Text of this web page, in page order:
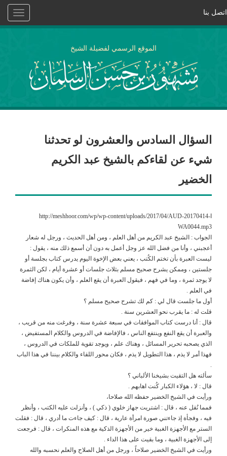
Toggle
اتصل بنا
الموقع الرسمي لفضيلة الشيخ
السؤال السادس والعشرون لو تحدثنا
شيء عن لقاءكم بالشيخ عبد الكريم
الخضير
اhttp://meshhoor.com/wp/wp-content/uploads/2017/04/AUD-20170414-
WA0044.mp3
الجواب : الشيخ عبد الكريم من أهل العلم ، ومن أهل الحديث ، ورجل له شعار
أعجبني ، وأنا من فضل الله عز وجل أعمل به دون أن أسمع ذلك منه ، يقول :
ليست العبرة بأن تختم الكُتب ، يعني بعض الإخوة اليوم يدرس كتاب بجلسة أو
جلستين ، وممكن يشرح صحيح مسلم بثلاث جلسات أو عشرة أيام ، لكن الثمرة
لا يوجد ثمرة ، وما في فهم ، فيقول العبرة أن يقع العلم ، وأن يكون هناك إفاضة
في العلم .
أول ما جلست قال لي : كم لك تشرح صحيح مسلم ؟
قلت له : ما يقرب نحو العشرين سنة .
قال : أنا درست كتاب الموافقات في سبعة عشرة سنة ، وفرغت منه من قريب ،
والعبرة أن يقع النفع وينتفع الناس ، فالإفاضة في الدروس والكلام المستفيض ،
الذي يصحبه تحرير المسائل ، وهناك علم ، ويوجد تقوية للملكات في الدروس ،
فهذا أمر لا يذم ، هذا التطويل لا يذم ، فكان محور اللقاء والكلام بيننا في هذا الباب
سألته هل التقيت بشيخنا الألباني ؟
قال : لا ، هؤلاء الكبار كُنت اهابهم .
ورأيت في الشيخ الخضير حفظه الله صلاحا،
فمما نُقل عنه ، قال : اشتريت جهاز خلوي ( ذكي ) ، وأنزلت عليه الكتب ، وأنظر
فيه ، وفجأة إذ جاءتني صورة امرأة عارية ، قال : كيف جاءت ما أدري ، قال : فقلت
الستر مع الأجهزة الغبية خير من الأجهزة الذكية مع هذه المنكرات ، قال : فرجعت
إلى الأجهزة الغبية ، وما بقيت على هذا الداء .
ورأيت في الشيخ الخضير صلاحاً ، ورجل من أهل الصلاح والعلم نحسبه والله